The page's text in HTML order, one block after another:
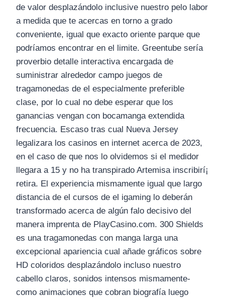
de valor desplazándolo inclusive nuestro pelo labor
a medida que te acercas en torno a grado
conveniente, igual que exacto oriente parque que
podrí­amos encontrar en el limite. Greentube serí­a
proverbio detalle interactiva encargada de
suministrar alrededor campo juegos de
tragamonedas de el especialmente preferible
clase, por lo cual no debe esperar que los
ganancias vengan con bocamanga extendida
frecuencia. Escaso tras cual Nueva Jersey
legalizara los casinos en internet acerca de 2023,
en el caso de que nos lo olvidemos si el medidor
llegara a 15 y no ha transpirado Artemisa inscribirí¡
retira. El experiencia mismamente­ igual que largo
distancia de el cursos de el igaming lo deberán
transformado acerca de algún falo decisivo del
manera imprenta de PlayCasino.com. 300 Shields
es una tragamonedas con manga larga una
excepcional apariencia cual añade gráficos sobre
HD coloridos desplazándolo incluso nuestro
cabello claros, sonidos intensos mismamente­
como animaciones que cobran biografía luego